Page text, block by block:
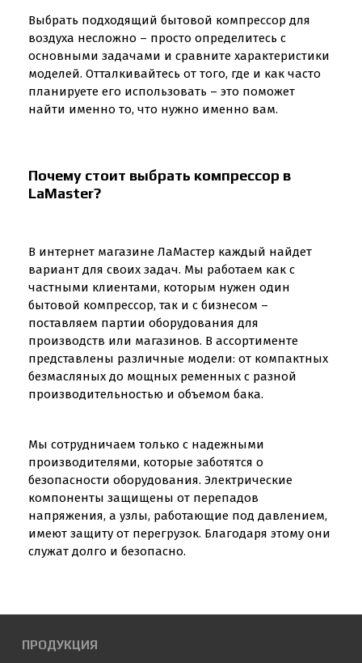
Выбрать подходящий бытовой компрессор для
воздуха несложно – просто определитесь с
основными задачами и сравните характеристики
моделей. Отталкивайтесь от того, где и как часто
планируете его использовать – это поможет
найти именно то, что нужно именно вам.
Почему стоит выбрать компрессор в
LaMaster?
В интернет магазине ЛаМастер каждый найдет
вариант для своих задач. Мы работаем как с
частными клиентами, которым нужен один
бытовой компрессор, так и с бизнесом –
поставляем партии оборудования для
производств или магазинов. В ассортименте
представлены различные модели: от компактных
безмасляных до мощных ременных с разной
производительностью и объемом бака.
Мы сотрудничаем только с надежными
производителями, которые заботятся о
безопасности оборудования. Электрические
компоненты защищены от перепадов
напряжения, а узлы, работающие под давлением,
имеют защиту от перегрузок. Благодаря этому они
служат долго и безопасно.
ПРОДУКЦИЯ